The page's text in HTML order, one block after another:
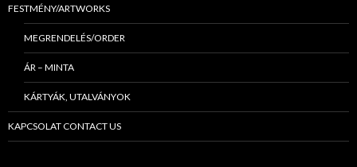
FESTMÉNY/ARTWORKS
MEGRENDELÉS/ORDER
ÁR – MINTA
KÁRTYÁK, UTALVÁNYOK
KAPCSOLAT CONTACT US